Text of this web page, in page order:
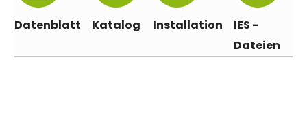
Datenblatt Katalog Installation
IES -
Dateien